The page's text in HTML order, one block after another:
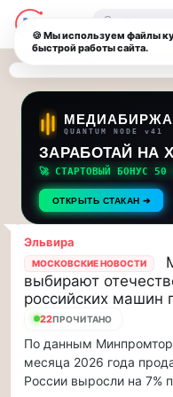
Последние
новости
и
обновления
потока:
Друзья,
приглашаем
на
музыкальную
прогулку
по
Москве
Чайковского!…
приглашаем
на
музыкальную
—
чат-
и
🔍
МЕДИАБИРЖА
QUANTUM NODE v41
ЗАРАБОТАЙ НА
🚀 СТАРТОВЫЙ БОНУС
ОТКРЫТЬ СТАКАН ➔
Эльвира
МОСКОВСКИЕ НОВОСТИ
выбирают
российских машин
22ПРОЧИТАНО
По данным
месяца 2026 года
России выросли на 7%
🍪 Мы используем файлы
быстрой работы сайта.